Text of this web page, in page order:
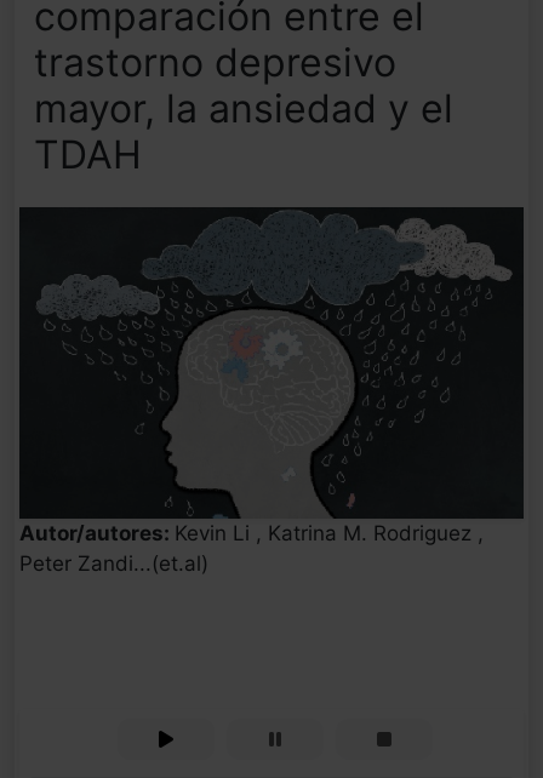
comparación entre el
trastorno depresivo
mayor, la ansiedad y el
TDAH
Autor/autores: Kevin Li , Katrina M. Rodriguez ,
Peter Zandi...(et.al)